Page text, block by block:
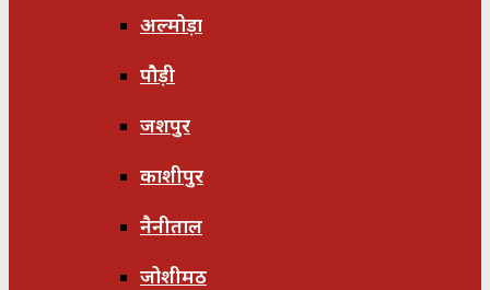
अल्मोड़ा
पौड़ी
जशपुर
काशीपुर
नैनीताल
जोशीमठ